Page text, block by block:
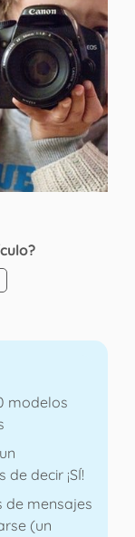
modelos
decir ¡SÍ!
de mensajes
(un